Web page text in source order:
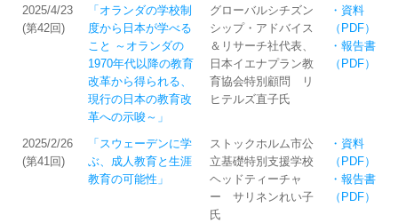
2025/4/23
(第42回)
「オランダの学校制
度から日本が学べる
こと ～オランダの
1970年代以降の教育
改革から得られる、
現行の日本の教育改
革への示唆～」
グローバルシチズン
シップ・アドバイス
＆リサーチ社代表、
日本イエナプラン教
育協会特別顧問 リ
ヒテルズ直子氏
・資料
（PDF）
・報告書
（PDF）
2025/2/26
(第41回)
「スウェーデンに学
ぶ、成人教育と生涯
教育の可能性」
ストックホルム市公
立基礎特別支援学校
ヘッドティーチャ
ー サリネンれい子
氏
・資料
（PDF）
・報告書
（PDF）